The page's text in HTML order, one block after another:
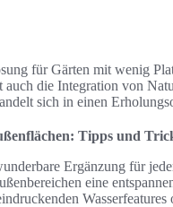
für Gärten mit wenig
auch die Integration von
sich in einen
Tipps und
Ergänzung für
eine